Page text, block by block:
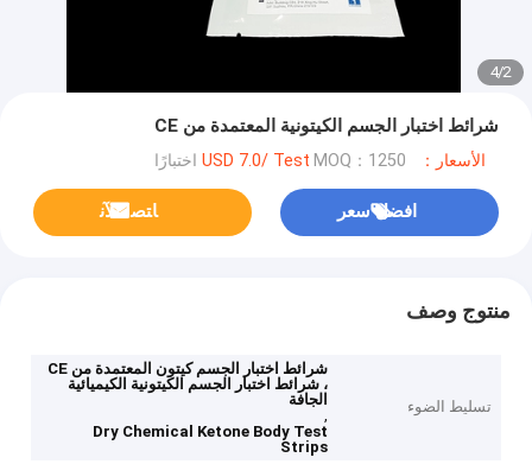
2
/
4
شرائط اختبار الجسم الكيتونية المعتمدة من CE
الأسعار：USD 7.0/ Test MOQ：1250 اختبارًا
افضل سعر ﺎﺘﺼﻟ ﺍﻶﻧ
منتوج وصف
تسليط الضوء
شرائط اختبار الجسم كيتون المعتمدة من CE
، شرائط اختبار الجسم الكيتونية الكيميائية
الجافة
,
Dry Chemical Ketone Body Test
Strips